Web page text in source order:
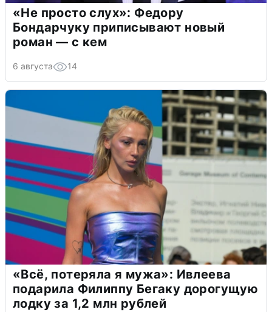
«Не просто слух»: Федору
Бондарчуку приписывают новый
роман — с кем
6 августа 14
«Всё, потеряла я мужа»: Ивлеева
подарила Филиппу Бегаку дорогущую
лодку за 1,2 млн рублей